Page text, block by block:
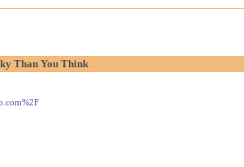
Than You Think